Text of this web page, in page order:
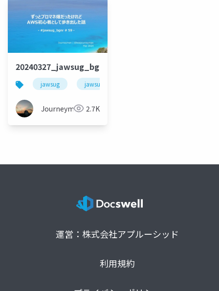
20240327_jawsug_bgnr59_lt_beajouneyman
jawsug jawsug_bgnr
Journeyman 2.7K
運営：株式会社アプルーシッド
利用規約